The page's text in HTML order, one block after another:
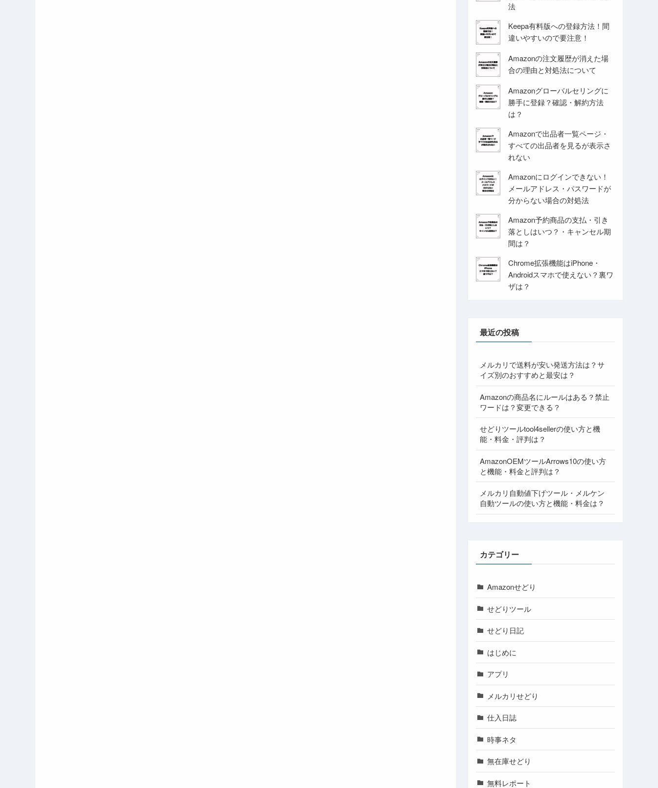
法
Keepa有料版への登録方法！間
違いやすいので要注意！
Amazonの注文履歴が消えた場
合の理由と対処法について
Amazonグローバルセリングに
勝手に登録？確認・解約方法
は？
Amazonで出品者一覧ページ・
すべての出品者を見るが表示さ
れない
Amazonにログインできない！
メールアドレス・パスワードが
分からない場合の対処法
Amazon予約商品の支払・引き
落としはいつ？・キャンセル期
間は？
Chrome拡張機能はiPhone・
Androidスマホで使えない？裏ワ
ザは？
最近の投稿
メルカリで送料が安い発送方法は？サ
イズ別のおすすめと最安は？
Amazonの商品名にルールはある？禁止
ワードは？変更できる？
せどりツールtool4sellerの使い方と機
能・料金・評判は？
AmazonOEMツールArrows10の使い方
と機能・料金と評判は？
メルカリ自動値下げツール・メルケン
自動ツールの使い方と機能・料金は？
カテゴリー
Amazonせどり
せどりツール
せどり日記
はじめに
アプリ
メルカリせどり
仕入日誌
時事ネタ
無在庫せどり
無料レポート